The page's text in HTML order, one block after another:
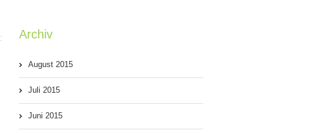
Archiv
August 2015
Juli 2015
Juni 2015